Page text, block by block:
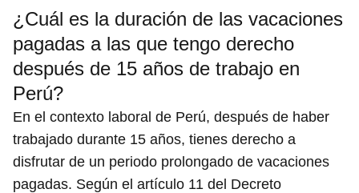
¿Cuál es la duración de las vacaciones
pagadas a las que tengo derecho
después de 15 años de trabajo en
Perú?
En el contexto laboral de Perú, después de haber
trabajado durante 15 años, tienes derecho a
disfrutar de un periodo prolongado de vacaciones
pagadas. Según el artículo 11 del Decreto